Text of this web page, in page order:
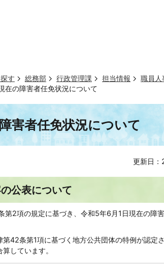
す 総務部 行政管理課 担当情報 職員人
在の障害者任免状況について
害者任免状況について
更新日
公表について
2項の規定に基づき、令和5年6月1日現在の障
42条第1項に基づく地方公共団体の特例が認定
しています。